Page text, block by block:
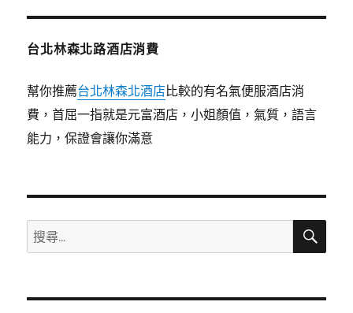
台北林森北路酒店消費
幫你推薦台北林森北酒店比較的有名氣便服酒店消
費，首屈一指就是元富酒店，小姐顏值，氣質，語言
能力，保證會讓你滿意
搜
尋
鍵
搜